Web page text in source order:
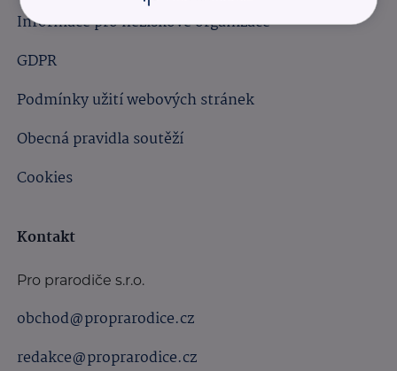
Informace pro neziskové organizace
GDPR
Podmínky užití webových stránek
Obecná pravidla soutěží
Cookies
Kontakt
Pro prarodiče s.r.o.
obchod@proprarodice.cz
redakce@proprarodice.cz